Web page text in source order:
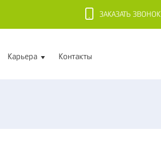
ЗАКАЗАТЬ ЗВОНОК
Карьера Контакты